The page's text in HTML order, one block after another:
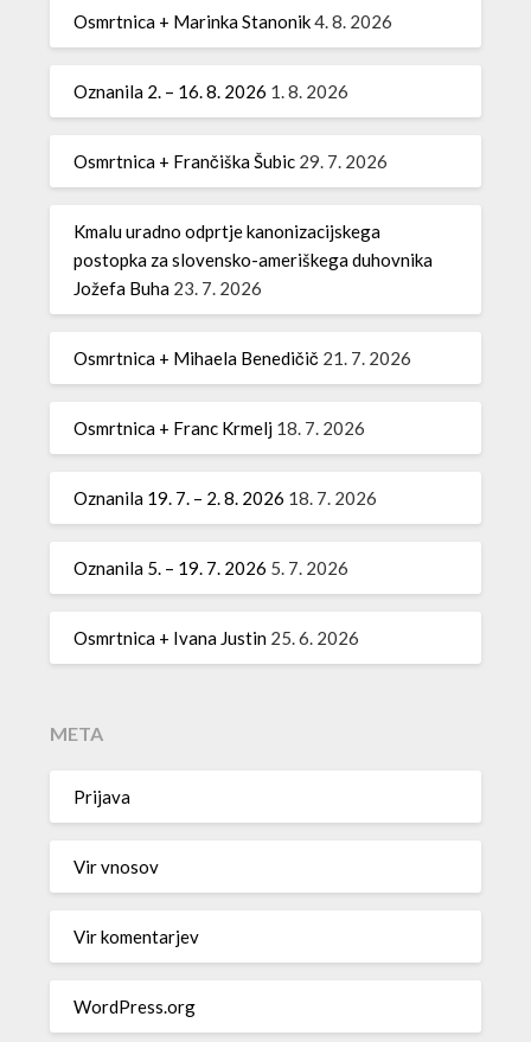
Osmrtnica + Marinka Stanonik4. 8. 2026
Oznanila 2. – 16. 8. 2026 1. 8. 2026
Osmrtnica + Frančiška Šubic 29. 7. 2026
Kmalu uradno odprtje kanonizacijskega
postopka za slovensko-ameriškega duhovnika
Jožefa Buha 23. 7. 2026
Osmrtnica + Mihaela Benedičič 21. 7. 2026
Osmrtnica + Franc Krmelj 18. 7. 2026
Oznanila 19. 7. – 2. 8. 2026 18. 7. 2026
Oznanila 5. – 19. 7. 2026 5. 7. 2026
Osmrtnica + Ivana Justin 25. 6. 2026
META
Prijava
Vir vnosov
Vir komentarjev
WordPress.org